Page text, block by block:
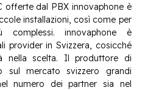
offerte dal PBX innovaphone è
installazioni, così come per
complessi. innovaphone è
provider in Svizzera, cosicché
nella scelta. Il produttore di
sul mercato svizzero grandi
numero dei partner sia nel